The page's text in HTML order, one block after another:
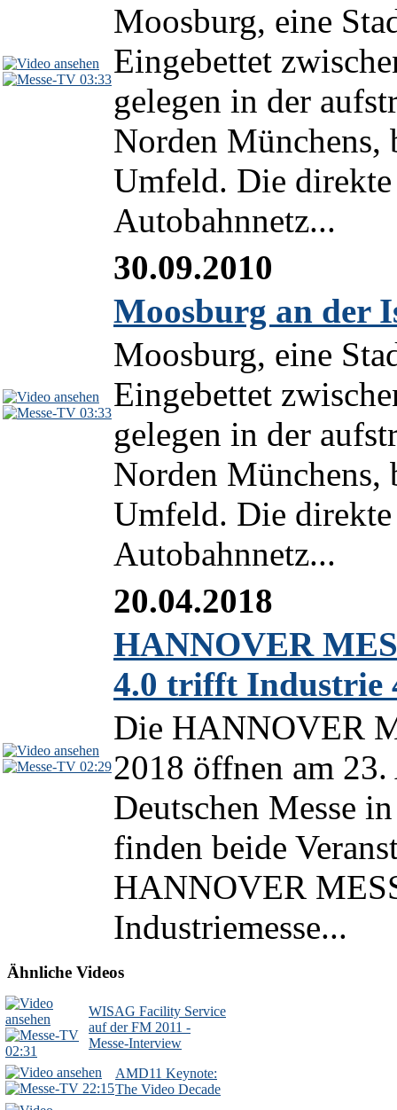
03:33
Moosburg, eine
Eingebettet
gelegen in der
Norden Münchens,
Umfeld. Die
Autobahnnetz...
03:33
30.09.2010
Moosburg an der
Moosburg, eine
Eingebettet
gelegen in der
Norden Münchens,
Umfeld. Die
Autobahnnetz...
02:29
20.04.2018
HANNOVER
4.0 trifft Industrie
Die HANNOVER
2018 öffnen am
Deutschen Messe
finden beide
HANNOVER
Industriemesse...
Ähnliche Videos
02:31
WISAG Facility Service
auf der FM 2011 -
Messe-Interview
22:15
AMD11 Keynote:
The Video Decade